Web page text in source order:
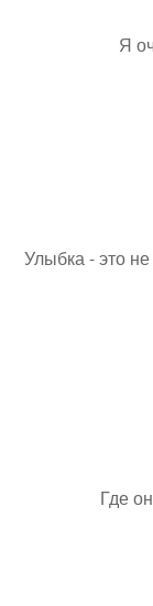
Я
Улыбка - это
Где